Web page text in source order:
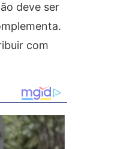
deve ser
com